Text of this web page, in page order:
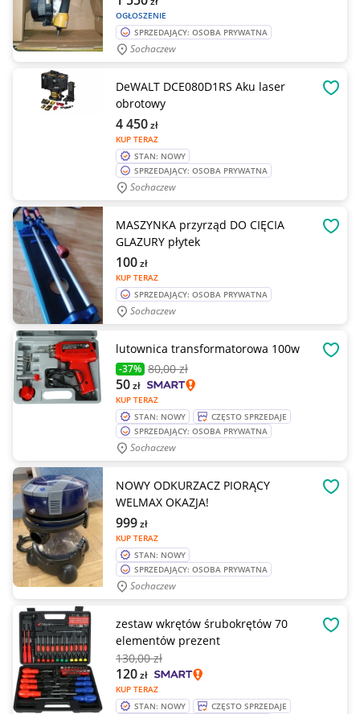
OGŁOSZENIE
SPRZEDAJĄCY: OSOBA PRYWATNA
Sochaczew
DeWALT DCE080D1RS Aku laser
obrotowy
KUP TERAZ
4 450zł
STAN: NOWY
SPRZEDAJĄCY: OSOBA PRYWATNA
Sochaczew
MASZYNKA przyrząd DO CIĘCIA
GLAZURY płytek
KUP TERAZ
100zł
SPRZEDAJĄCY: OSOBA PRYWATNA
Sochaczew
lutownica transformatorowa 100w
-37% 80,00 zł
KUP TERAZ
50zł
STAN: NOWY
CZĘSTO SPRZEDAJE
SPRZEDAJĄCY: OSOBA PRYWATNA
Sochaczew
NOWY ODKURZACZ PIORĄCY
WELMAX OKAZJA!
KUP TERAZ
999zł
STAN: NOWY
SPRZEDAJĄCY: OSOBA PRYWATNA
Sochaczew
zestaw wkrętów śrubokrętów 70
elementów prezent
130,00 zł
KUP TERAZ
120zł
STAN: NOWY
CZĘSTO SPRZEDAJE